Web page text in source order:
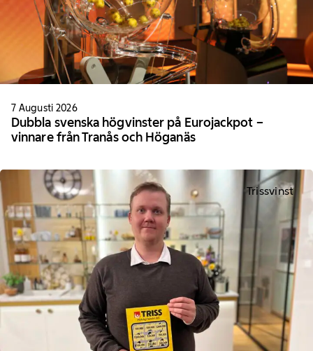
7 Augusti 2026
Dubbla svenska högvinster på Eurojackpot –
vinnare från Tranås och Höganäs
Trissvinst